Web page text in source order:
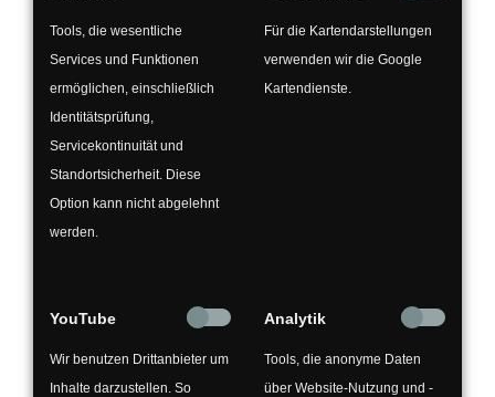
Unser Standort Celle / Hambühren
Tools, die wesentliche
Services und Funktionen
ermöglichen, einschließlich
Identitätsprüfung,
Servicekontinuität und
Standortsicherheit. Diese
Option kann nicht abgelehnt
werden.
Für die Kartendarstellungen
verwenden wir die Google
Kartendienste.
YouTube
Wir benutzen Drittanbieter um
Inhalte darzustellen. So
Analytik
Tools, die anonyme Daten
über Website-Nutzung und -